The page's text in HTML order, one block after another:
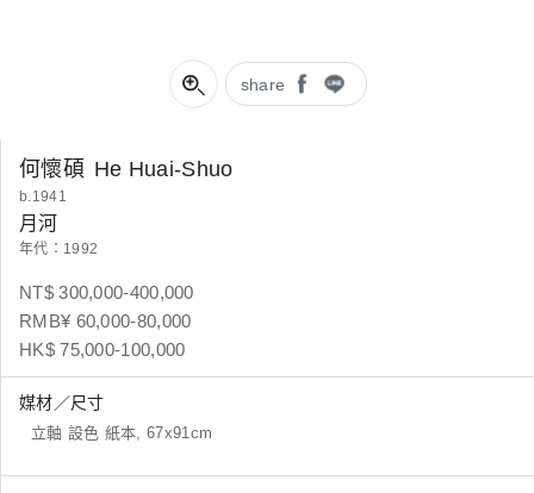
share
何懷碩 He Huai-Shuo
b.1941
月河
年代：1992
NT$ 300,000-400,000
RMB¥ 60,000-80,000
HK$ 75,000-100,000
媒材／尺寸
立軸 設色 紙本, 67x91cm